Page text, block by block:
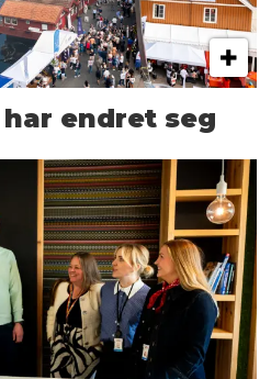
endret seg